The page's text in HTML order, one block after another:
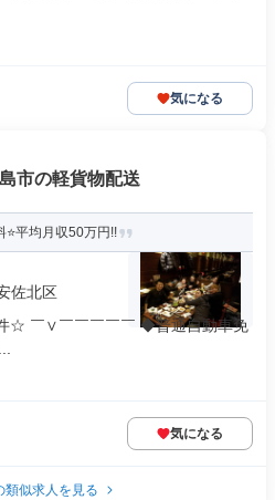
気になる
市の軽貨物配送
平均月収50万円!!
佐北区
☆ ￣∨￣￣￣￣￣ ◆普通自動車免
気になる
類似求人を見る